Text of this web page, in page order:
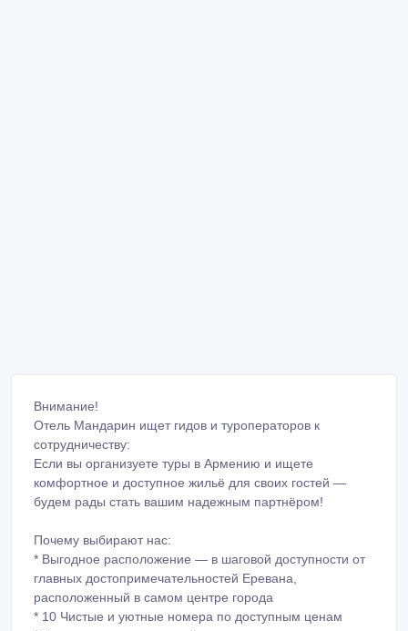
Внимание!
Отель Мандарин ищет гидов и туроператоров к
сотрудничеству:
Если вы организуете туры в Армению и ищете
комфортное и доступное жильё для своих гостей —
будем рады стать вашим надежным партнёром!
Почему выбирают нас:
* Выгодное расположение — в шаговой доступности от
главных достопримечательностей Еревана,
расположенный в самом центре города
* 10 Чистые и уютные номера по доступным ценам